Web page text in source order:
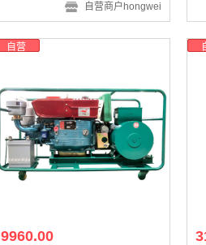
自营商户hongwei
9960.00
自营